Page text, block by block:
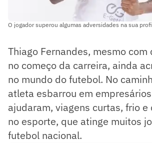
O jogador superou algumas adversidades na sua
Thiago Fernandes, mesmo
no começo da carreira, ainda
no mundo do futebol. No
atleta esbarrou em
ajudaram, viagens curtas, frio e
no esporte, que atinge muitos
futebol nacional.